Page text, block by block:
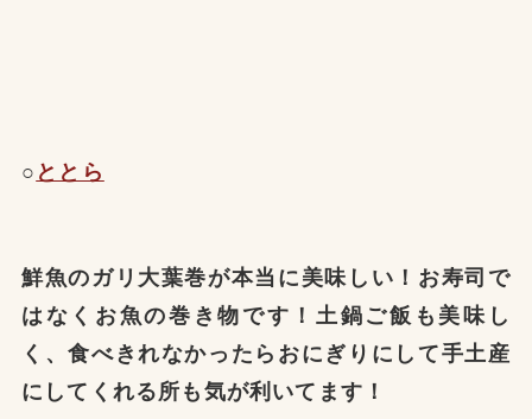
○ ととら
鮮魚のガリ大葉巻が本当に美味しい！お寿司で
はなくお魚の巻き物です！土鍋ご飯も美味し
く、食べきれなかったらおにぎりにして手土産
にしてくれる所も気が利いてます！